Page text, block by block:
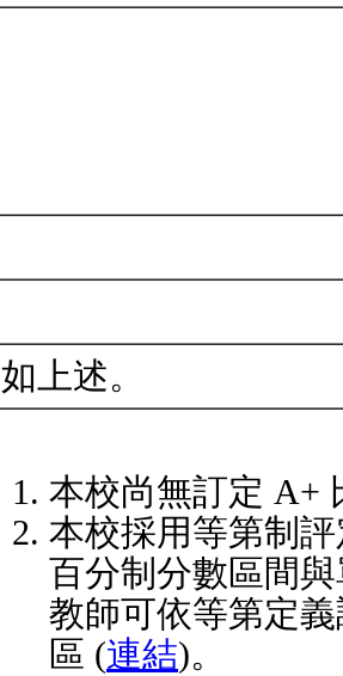
如上述。
本校尚無訂定 A+
本校採用等第制
百分制分數區間
教師可依等第定
區 (連結)。